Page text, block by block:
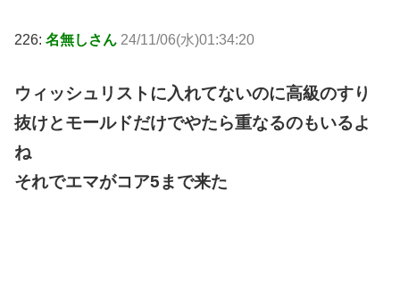
226: 名無しさん 24/11/06(水)01:34:20
ウィッシュリストに入れてないのに高級のすり
抜けとモールドだけでやたら重なるのもいるよ
ね
それでエマがコア5まで来た